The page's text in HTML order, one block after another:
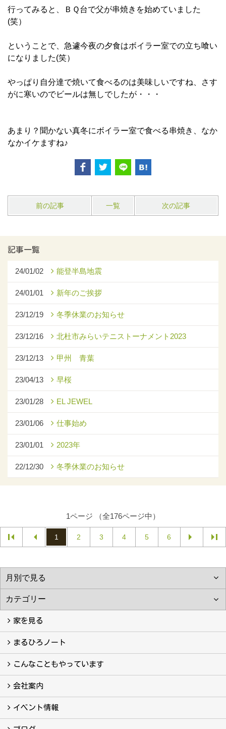
行ってみると、ＢＱ台で父が串焼きを始めていました
(笑）
ということで、急遽今夜の夕食はボイラー室での立ち喰い
になりました(笑）
やっぱり自分達で焼いて食べるのは美味しいですね、さす
がに寒いのでビールは無しでしたが・・・
あまり？聞かない真冬にボイラー室で食べる串焼き、なか
なかイケますね♪
前の記事 一覧 次の記事
記事一覧
24/01/02 能登半島地震
24/01/01 新年のご挨拶
23/12/19 冬季休業のお知らせ
23/12/16 北杜市みらいテニストーナメント2023
23/12/13 甲州 青葉
23/04/13 早桜
23/01/28 EL JEWEL
23/01/06 仕事始め
23/01/01 2023年
22/12/30 冬季休業のお知らせ
1ページ （全176ページ中）
1 2 3 4 5 6
家を見る
フォトギャラリー
現場レポート
完工事例
お客様の声
まるひろノート
真っ直ぐの家づくり
自慢の大工たち
こだわりの自然素材
快適な家のエッセンス
注文住宅ができるまで
こんなこともやっています
こんなこともやっています
会社案内
会社案内
まるひろの人
スタッフ紹介
プライバシーポリシー
イベント情報